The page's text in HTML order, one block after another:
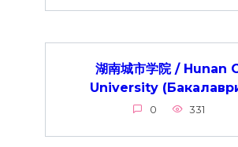
湖南城市学院 / Hunan
University
0 331